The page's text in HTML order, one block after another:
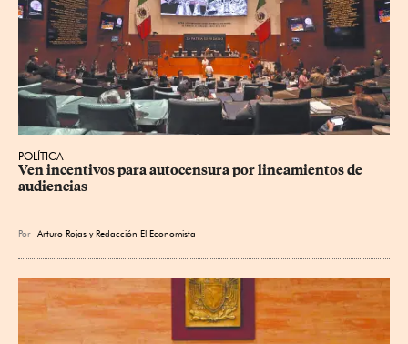
POLÍTICA
Ven incentivos para autocensura por lineamientos de
audiencias
Por Arturo Rojas yRedacción El Economista